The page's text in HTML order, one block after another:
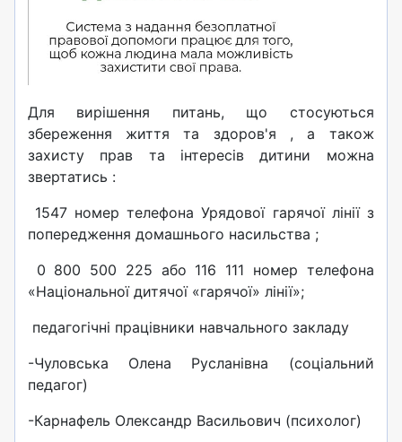
Для вирішення питань, що стосуються
збереження життя та здоров'я , а також
захисту прав та інтересів дитини можна
звертатись :
1547 номер телефона Урядової гарячої лінії з
попередження домашнього насильства ;
0 800 500 225 або 116 111 номер телефона
«Національної дитячої «гарячої» лінії»;
педагогічні працівники навчального закладу
-Чуловська Олена Русланівна (соціальний
педагог)
-Карнафель Олександр Васильович (психолог)